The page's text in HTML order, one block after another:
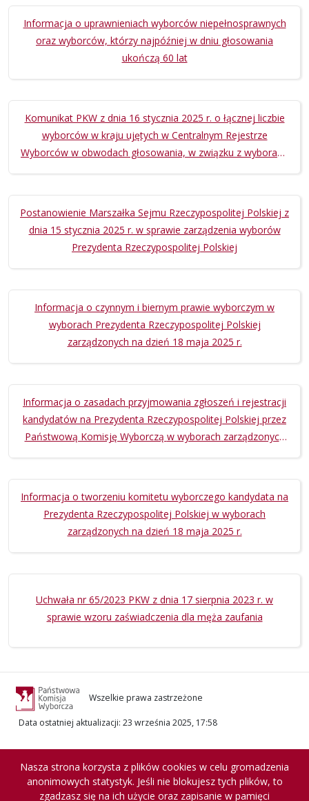
Informacja o uprawnieniach wyborców niepełnosprawnych
oraz wyborców, którzy najpóźniej w dniu głosowania
ukończą 60 lat
Komunikat PKW z dnia 16 stycznia 2025 r. o łącznej liczbie
wyborców w kraju ujętych w Centralnym Rejestrze
Wyborców w obwodach głosowania, w związku z wyborami
Postanowienie Marszałka Sejmu Rzeczypospolitej Polskiej z
dnia 15 stycznia 2025 r. w sprawie zarządzenia wyborów
Prezydenta Rzeczypospolitej Polskiej
Informacja o czynnym i biernym prawie wyborczym w
wyborach Prezydenta Rzeczypospolitej Polskiej
zarządzonych na dzień 18 maja 2025 r.
Informacja o zasadach przyjmowania zgłoszeń i rejestracji
kandydatów na Prezydenta Rzeczypospolitej Polskiej przez
Państwową Komisję Wyborczą w wyborach zarządzonych
Informacja o tworzeniu komitetu wyborczego kandydata na
Prezydenta Rzeczypospolitej Polskiej w wyborach
zarządzonych na dzień 18 maja 2025 r.
Uchwała nr 65/2023 PKW z dnia 17 sierpnia 2023 r. w
sprawie wzoru zaświadczenia dla męża zaufania
Wszelkie prawa zastrzeżone
Data ostatniej aktualizacji: 23 września 2025, 17:58
Nasza strona korzysta z plików cookies w celu gromadzenia
anonimowych statystyk. Jeśli nie blokujesz tych plików, to
zgadzasz się na ich użycie oraz zapisanie w pamięci